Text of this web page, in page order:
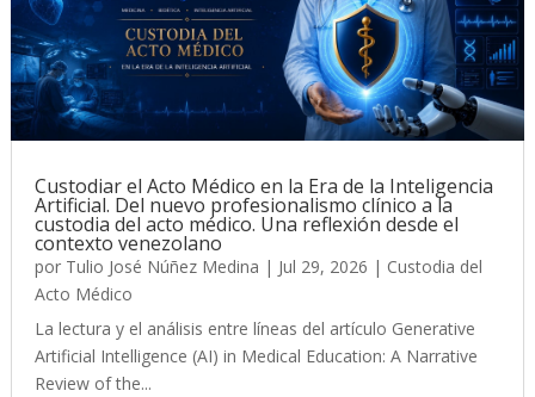
Custodiar el Acto Médico en la Era de la Inteligencia
Artificial. Del nuevo profesionalismo clínico a la
custodia del acto médico. Una reflexión desde el
contexto venezolano
por Tulio José Núñez Medina | Jul 29, 2026 | Custodia del
Acto Médico
La lectura y el análisis entre líneas del artículo Generative
Artificial Intelligence (AI) in Medical Education: A Narrative
Review of the...